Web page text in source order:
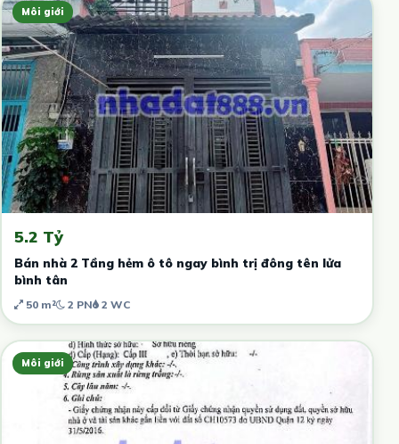
Môi giới
5.2 Tỷ
Bán nhà 2 Tầng hẻm ô tô ngay bình trị đông tên lửa
bình tân
50 m² 2 PN 2 WC
Môi giới